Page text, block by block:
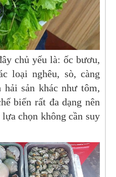
chủ yếu là: ốc bươu,
loại nghêu, sò, càng
sản khác như tôm,
biến rất đa dạng nên
chọn không cần suy